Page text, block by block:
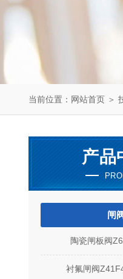
当前位置： 网站首页 ＞
产品
闸
陶瓷闸板阀
衬氟闸阀